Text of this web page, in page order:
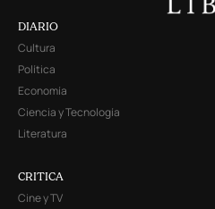
DIARIO
Cultura
Política
Economía
Ciencia y Tecnología
Literatura
CRITICA
Cine y TV